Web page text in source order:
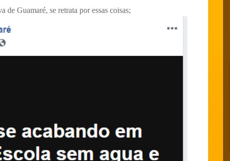
de Guamaré, se retrata por essas coisas;